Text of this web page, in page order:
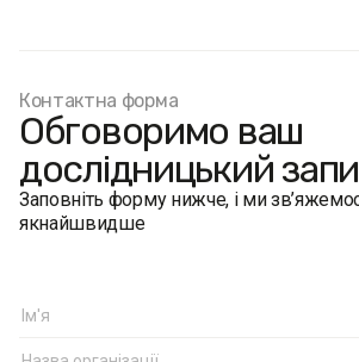
Контактна форма
Обговоримо ваш
дослідницький
Заповніть форму нижче, і ми
якнайшвидше